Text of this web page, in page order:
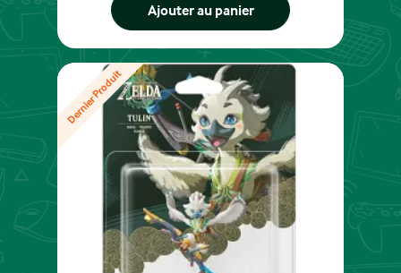
Ajouter au panier
Dernier Produit